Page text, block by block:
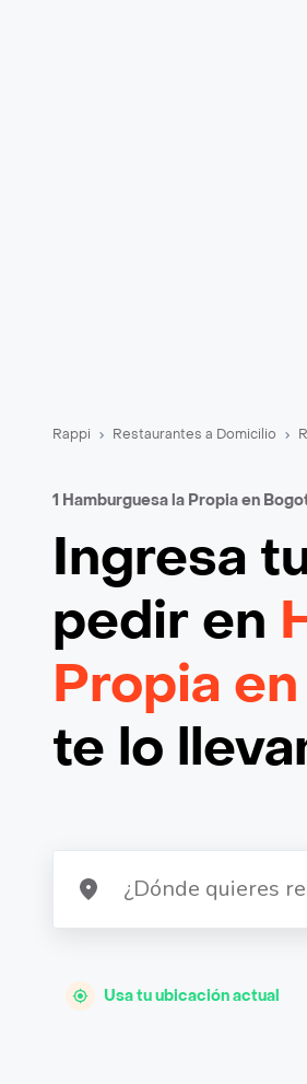
Rappi Restaurantes a Domicilio
1 Hamburguesa la Propia en
Ingresa
pedir en
Propia
te lo
Usa tu ubicación actual